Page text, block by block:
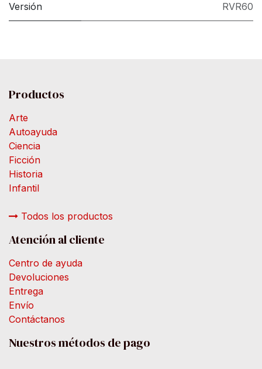
Versión RVR60
Productos
Arte
Autoayuda
Ciencia
Ficción
Historia
Infantil
Todos los productos
Atención al cliente
Centro de ayuda
Devoluciones
Entrega
Envío
Contáctanos
Nuestros métodos de pago